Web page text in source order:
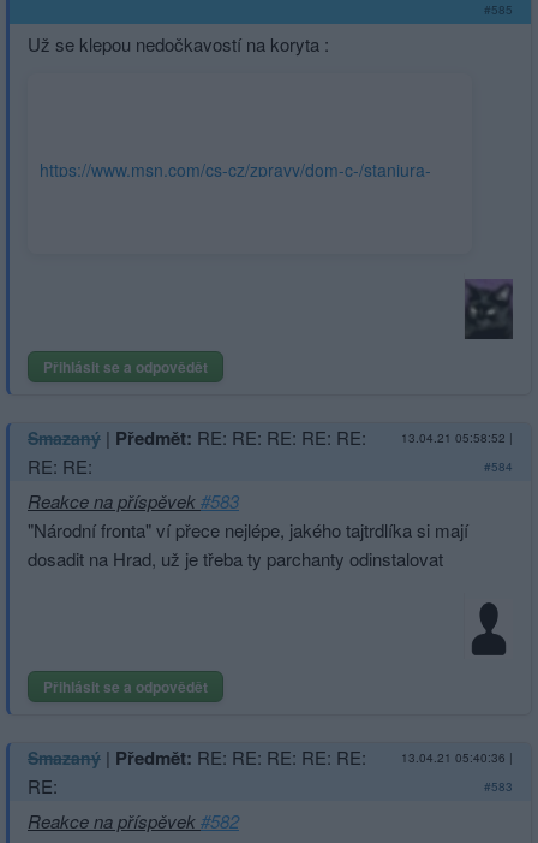
#585
Už se klepou nedočkavostí na koryta :
https://www.msn.com/cs-cz/zpravy/dom-c-/stanjura-
Přihlásit se a odpovědět
Smazaný | Předmět: RE: RE: RE: RE: RE:
RE: RE:
13.04.21 05:58:52 |
#584
Reakce na příspěvek#583
"Národní fronta" ví přece nejlépe, jakého tajtrdlíka si mají
dosadit na Hrad, už je třeba ty parchanty odinstalovat
Přihlásit se a odpovědět
Smazaný | Předmět: RE: RE: RE: RE: RE:
RE:
13.04.21 05:40:36 |
#583
Reakce na příspěvek#582